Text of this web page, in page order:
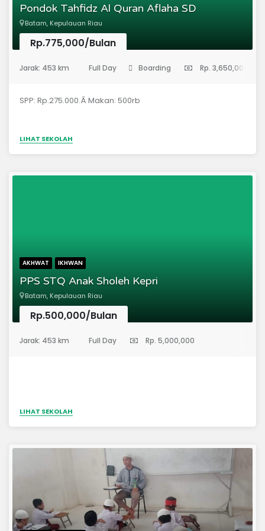
alhamdulillah kami sudah mendapatkan ijin operasional
dengan Nomor Izin 118 Tahun 2013 Kementerian Agama
Kota Batam.
Pondok Tahfidz Al Quran Aflaha SD
Batam, Kepulauan Riau
Rp.775,000/Bulan
Jarak: 453 km Full Day Boarding Rp. 3,650,000
SPP: Rp.275.000.Â Makan: 500rb
LIHAT SEKOLAH
AKHWAT IKHWAN
PPS STQ Anak Sholeh Kepri
Batam, Kepulauan Riau
Rp.500,000/Bulan
Jarak: 453 km Full Day Rp. 5,000,000
LIHAT SEKOLAH